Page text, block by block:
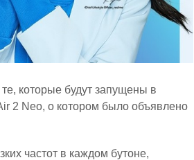
которые будут запущены в
2 Neo, о котором было объявлено
частот в каждом бутоне,